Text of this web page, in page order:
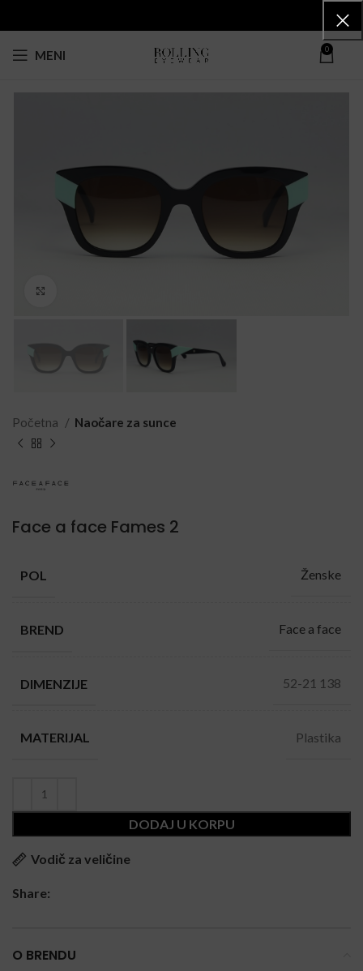
MENI 0
Početna Naočare za sunce
Face a face Fames 2
POL Ženske
BREND Face a face
DIMENZIJE 52-21 138
MATERIJAL Plastika
DODAJ U KORPU
Vodič za veličine
Share:
O BRENDU